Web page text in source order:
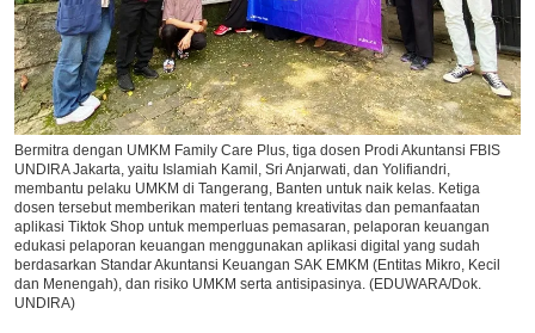
Ikuti Kami di:
Bermitra dengan UMKM Family Care Plus, tiga dosen Prodi Akuntansi FBIS
UNDIRA Jakarta, yaitu Islamiah Kamil, Sri Anjarwati, dan Yolifiandri,
membantu pelaku UMKM di Tangerang, Banten untuk naik kelas. Ketiga
dosen tersebut memberikan materi tentang kreativitas dan pemanfaatan
aplikasi Tiktok Shop untuk memperluas pemasaran, pelaporan keuangan
edukasi pelaporan keuangan menggunakan aplikasi digital yang sudah
berdasarkan Standar Akuntansi Keuangan SAK EMKM (Entitas Mikro, Kecil
dan Menengah), dan risiko UMKM serta antisipasinya. (EDUWARA/Dok.
UNDIRA)